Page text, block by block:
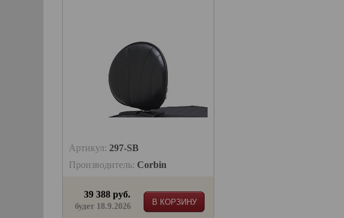
Артикул: 297-SB
Производитель: Corbin
В КОРЗИНУ
39 388 руб.
будет 18.9.2026